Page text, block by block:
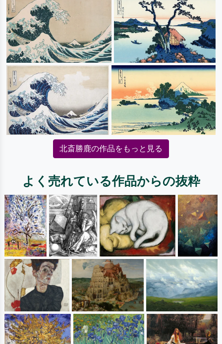
北斎勝鹿の作品をもっと見る
よく売れている作品からの抜粋